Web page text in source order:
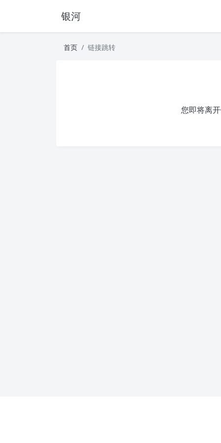
银河
首页 链接跳转
您即将离